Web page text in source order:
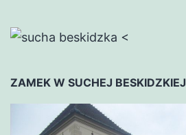
<
ZAMEK W SUCHEJ BESKIDZKIEJ